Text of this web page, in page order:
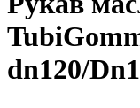
dn120/